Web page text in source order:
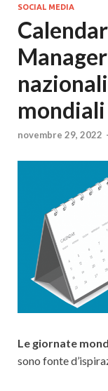
SOCIAL MEDIA
mondiali
novembre 29, 2022 -
Le giornate
sono fonte